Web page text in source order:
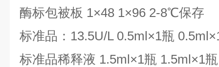
酶标包被板 1×48 1×96 2-8℃保存
标准品：13.5U/L 0.5ml×1瓶
标准品稀释液 1.5ml×1瓶 1.5ml×1